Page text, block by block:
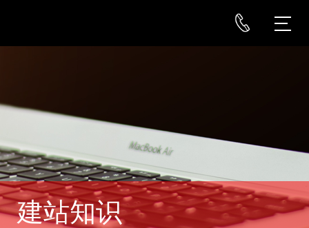
建站知识